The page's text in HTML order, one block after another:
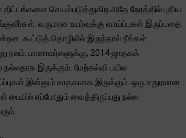
செயல்படுத்துகிற அதே நேரத்தில் புதிய
வருமான உயர்வுக்கு வாய்ப்புகள் இருப்பதை
கூட்டுத் தொழிலில் இருந்தால் நீங்கள்
நலம். மாணவர்களுக்கு, 2014 ஜாதகக்
நல்லதாக இருக்கும். மேற்கல்வி பயில
இன்னும் சாதகமாக இருக்கும். ஒரு சதுரமான
எப்போதும் வைத்திருப்பது நல்ல